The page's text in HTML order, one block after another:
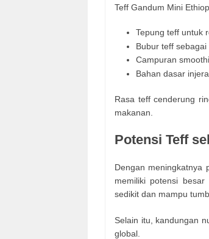
Teff Gandum Mini
Tepung teff untuk
Bubur teff
Campuran
Bahan dasar
Rasa teff cenderung
makanan.
Potensi Teff
Dengan meningkatnya
memiliki potensi
sedikit dan mampu
Selain itu, kandungan
global.